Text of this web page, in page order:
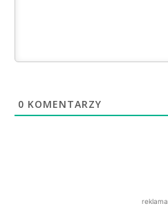
0 KOMENTARZY
reklama